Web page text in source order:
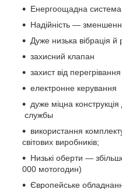
Енергоощадна
Надійність —
Дуже низька вібрація й
захисний клапан
захист від
електронне керування
дуже міцна
службы
використання
світових виробників;
Низькі оберти —
000 мотогодин)
Європейське